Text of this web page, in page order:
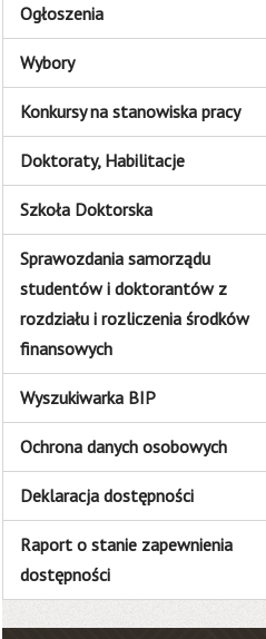
Ogłoszenia
Wybory
Konkursy na stanowiska pracy
Doktoraty, Habilitacje
Szkoła Doktorska
Sprawozdania samorządu
studentów i doktorantów z
rozdziału i rozliczenia środków
finansowych
Wyszukiwarka BIP
Ochrona danych osobowych
Deklaracja dostępności
Raport o stanie zapewnienia
dostępności